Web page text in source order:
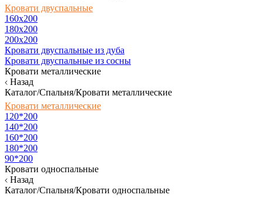
Кровати двуспальные
160х200
180x200
200x200
Кровати двуспальные из дуба
Кровати двуспальные из сосны
Кровати металлические
Назад
Каталог/Спальня/Кровати металлические
Кровати металлические
120*200
140*200
160*200
180*200
90*200
Кровати односпальные
Назад
Каталог/Спальня/Кровати односпальные